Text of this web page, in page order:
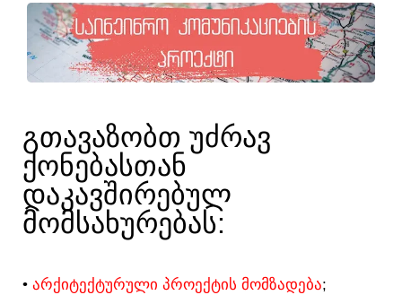
ᲒᲗᲐᲕᲐᲖᲝᲑᲗ ᲣᲫᲠᲐᲕ
ᲥᲝᲜᲔᲑᲐᲡᲗᲐᲜ
ᲓᲐᲙᲐᲕᲨᲘᲠᲔᲑᲣᲚ
ᲛᲝᲛᲡᲐᲮᲣᲠᲔᲑᲐᲡ:​
• ᲐᲠᲥᲘᲢᲔᲥᲢᲣᲠᲣᲚᲘ ᲞᲠᲝᲔᲥᲢᲘᲡ ᲛᲝᲛᲖᲐᲓᲔᲑᲐ;